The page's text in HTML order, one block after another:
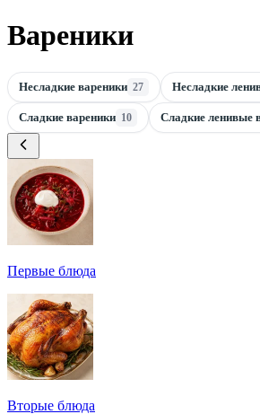
Вареники
Несладкие вареники 27 Несладкие
Сладкие вареники 10 Сладкие ленивые
Первые блюда
Вторые блюда